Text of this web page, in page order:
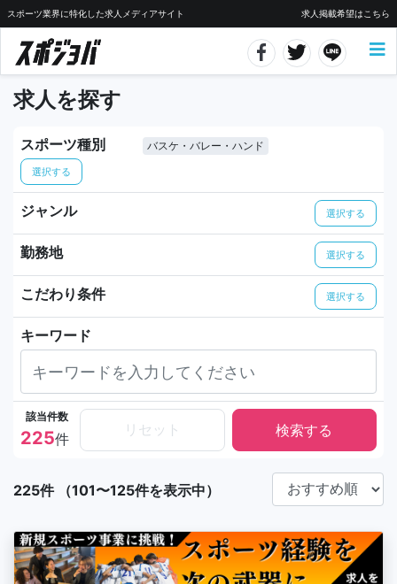
スポーツ業界に特化した求人メディアサイト 求人掲載希望はこちら
求人を探す
スポーツ種別
選択する
バスケ・バレー・ハンド
ジャンル 選択する
勤務地 選択する
こだわり条件 選択する
キーワード
該当件数
225件
リセット
225件 （101〜125件を表示中）